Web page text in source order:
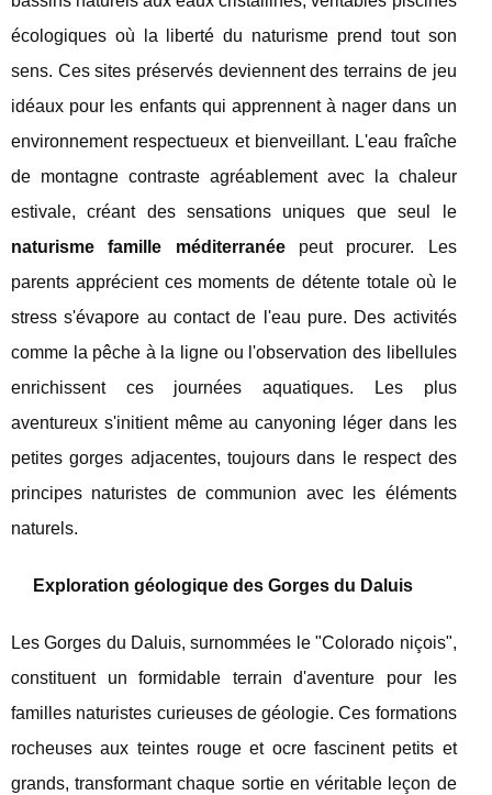
écologiques où la liberté du naturisme prend tout son
sens. Ces sites préservés deviennent des terrains de jeu
idéaux pour les enfants qui apprennent à nager dans un
environnement respectueux et bienveillant. L'eau fraîche
de montagne contraste agréablement avec la chaleur
estivale, créant des sensations uniques que seul le
naturisme famille méditerranéepeut procurer. Les
parents apprécient ces moments de détente totale où le
stress s'évapore au contact de l'eau pure. Des activités
comme la pêche à la ligne ou l'observation des libellules
enrichissent ces journées aquatiques. Les plus
aventureux s'initient même au canyoning léger dans les
petites gorges adjacentes, toujours dans le respect des
principes naturistes de communion avec les éléments
naturels.
Exploration géologique des Gorges du Daluis
Les Gorges du Daluis, surnommées le "Colorado niçois",
constituent un formidable terrain d'aventure pour les
familles naturistes curieuses de géologie. Ces formations
rocheuses aux teintes rouge et ocre fascinent petits et
grands, transformant chaque sortie en véritable leçon de